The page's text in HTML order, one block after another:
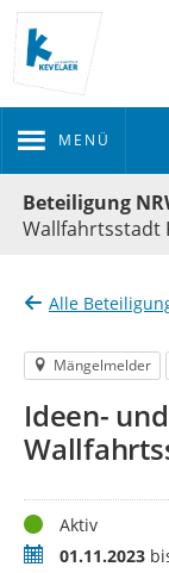
MENÜ
Beteiligung
Wallfahrtsstadt
Alle
Mängelmelder
Ideen-
StatusAktiv
Zeitraum01.11.2023